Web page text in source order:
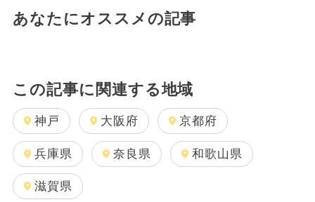
あなたにオススメの記事
この記事に関連する地域
神戸 大阪府 京都府
兵庫県 奈良県 和歌山県
滋賀県